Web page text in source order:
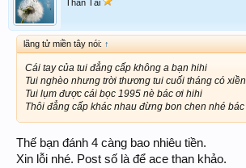
Thần Tài
lãng tử miền tây nói: ↑
Cái tay của tui đẳng cấp không a bạn hihi
Tui nghèo nhưng trời thương tui cuối tháng có xiền
Tui lụm được cái bọc 1995 nè bác ơi hihi
Thôi đẳng cấp khác nhau đừng bon chen nhé bác
Thế bạn đánh 4 càng bao nhiêu tiền.
Xin lỗi nhé. Post số là để ace than khảo.